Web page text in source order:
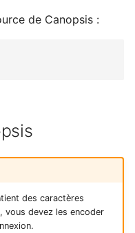
de Canopsis :
des caractères
vous devez les encoder